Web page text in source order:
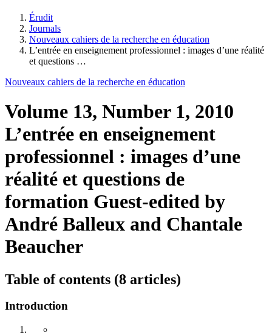
Érudit
Journals
Nouveaux cahiers de la recherche en éducation
L’entrée en enseignement professionnel : images d’une réalité
et questions …
Nouveaux cahiers de la recherche en éducation
Volume 13, Number 1, 2010
L’entrée en enseignement
professionnel : images d’une
réalité et questions de
formation Guest-edited by
André Balleux and Chantale
Beaucher
Table of contents (8 articles)
Introduction